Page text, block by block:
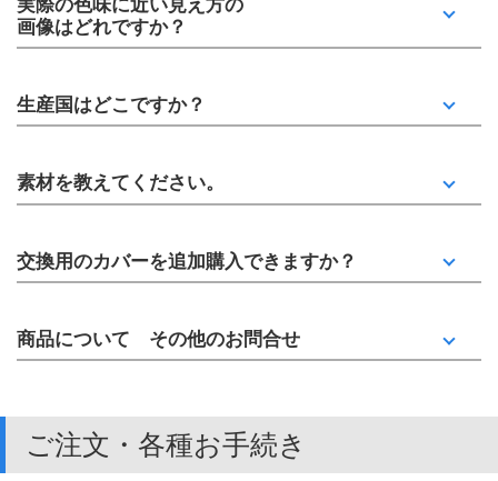
画像はどれですか？
生産国はどこですか？
素材を教えてください。
交換用のカバーを追加購入できますか？
商品について その他のお問合せ
ご注文・各種お手続き